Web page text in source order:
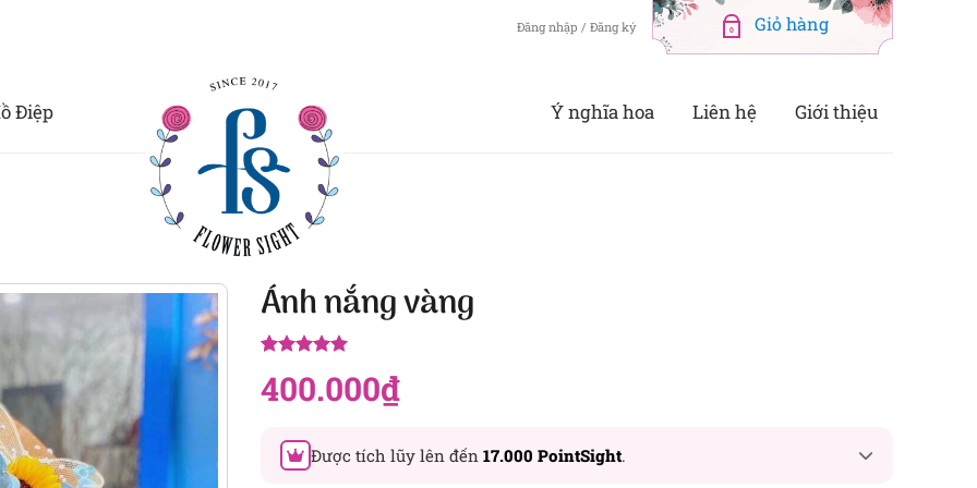
Đăng nhập / Đăng ký 0
Điệp Ý nghĩa hoa Liên hệ Giới thiệu
Ánh nắng vàng
dựa trên
đánh giá
400.000₫
Được tích lũy lên đến 17.000 PointSight.